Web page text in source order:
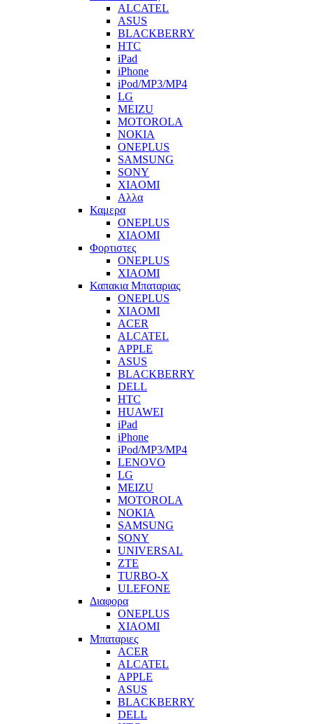
ALCATEL
ASUS
BLACKBERRY
HTC
iPad
iPhone
iPod/MP3/MP4
LG
MEIZU
MOTOROLA
NOKIA
ONEPLUS
SAMSUNG
SONY
XIAOMI
Αλλα
Καμερα
ONEPLUS
XIAOMI
Φορτιστες
ONEPLUS
XIAOMI
Καπακια Μπαταριας
ONEPLUS
XIAOMI
ACER
ALCATEL
APPLE
ASUS
BLACKBERRY
DELL
HTC
HUAWEI
iPad
iPhone
iPod/MP3/MP4
LENOVO
LG
MEIZU
MOTOROLA
NOKIA
SAMSUNG
SONY
UNIVERSAL
ZTE
TURBO-X
ULEFONE
Διαφορα
ONEPLUS
XIAOMI
Μπαταριες
ACER
ALCATEL
APPLE
ASUS
BLACKBERRY
DELL